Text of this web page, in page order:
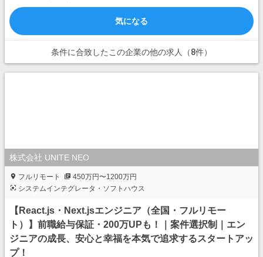
気になる
条件に合致したこの企業の他の求人（8件）
株式会社 UNITE NEO
フルリモート
450万円〜1200万円
システムインテグレータ・ソフトハウス
【React.js・Next.jsエンジニア（全国・フルリモー
ト）】前職給与保証・200万UPも！｜案件選択制｜エン
ジニアの成長、安心と幸福を本気で追求するスタートアッ
プ！